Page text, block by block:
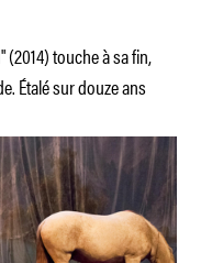
(2014) touche à sa fin,
Étalé sur douze ans